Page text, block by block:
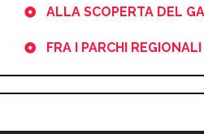
ALLA SCOPERTA DEL
FRA I PARCHI